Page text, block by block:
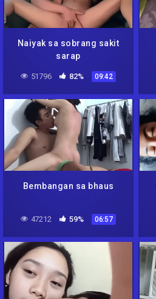
Naiyak sa sobrang sakit
sarap
51796 82% 09:42
Bembangan sa bhaus
47212 59% 06:57